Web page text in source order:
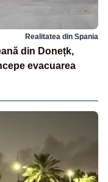
Realitatea din Spania
din Donețk,
evacuarea